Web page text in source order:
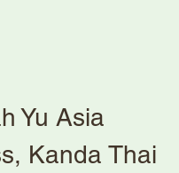
Yu Asia
Kanda Thai